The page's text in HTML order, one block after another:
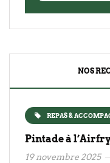
NOS
REPAS &
Pintade à
19 novembre 2025